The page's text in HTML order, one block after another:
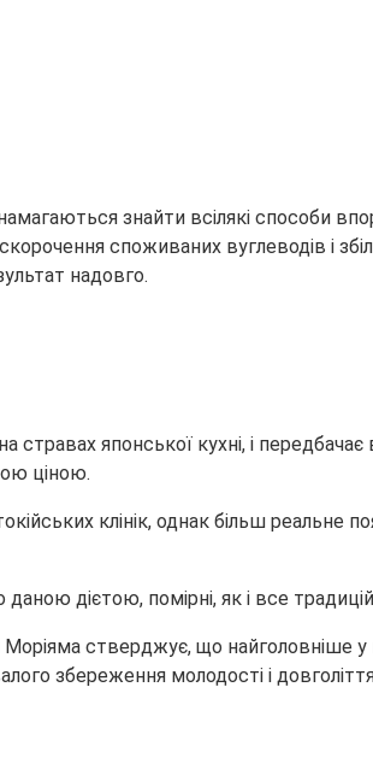
знайти всілякі
споживаних вуглеводів і
надовго.
стравах японської кухні, і
ціною.
клінік, однак більш
дієтою, помірні, як і все
стверджує, що найголовніше у
збереження молодості і довголіття